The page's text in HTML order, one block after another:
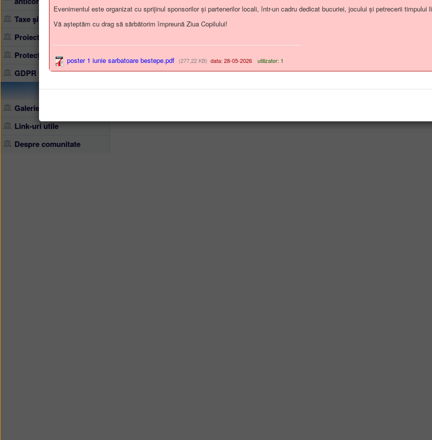
Taxe şi impozite locale
Proiecte implementate
Protecţia mediului
GDPR
Galerie foto
Link-uri utile
Despre comunitate
Evenimentul este organizat cu sprijinul sponsorilor și partenerilor locali, într-un cadru dedicat bucuriei, jocului și petrecerii timpului
Vă așteptăm cu drag să sărbătorim împreună Ziua Copilului!
poster 1 iunie sarbatoare bestepe.pdf (277,22 KB) data: 28-05-2026 utilizator: 1